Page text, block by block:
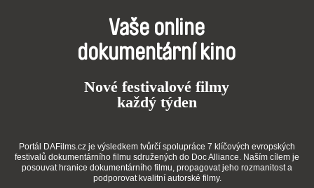
Vaše online
dokumentární kino
Nové festivalové filmy
každý týden
Portál DAFilms.cz je výsledkem tvůrčí spolupráce 7 klíčových evropských
festivalů dokumentárního filmu sdružených do Doc Alliance. Naším cílem je
posouvat hranice dokumentárního filmu, propagovat jeho rozmanitost a
podporovat kvalitní autorské filmy.